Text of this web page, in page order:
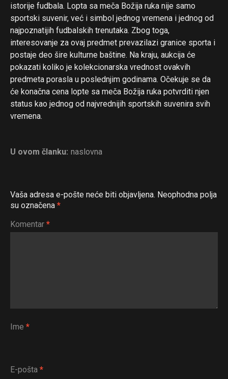
istorije fudbala. Lopta sa meča Božija ruka nije samo
sportski suvenir, već i simbol jednog vremena i jednog od
najpoznatijih fudbalskih trenutaka. Zbog toga,
interesovanje za ovaj predmet prevazilazi granice sporta i
postaje deo šire kulturne baštine. Na kraju, aukcija će
pokazati koliko je kolekcionarska vrednost ovakvih
predmeta porasla u poslednjim godinama. Očekuje se da
će konačna cena lopte sa meča Božija ruka potvrditi njen
status kao jednog od najvrednijih sportskih suvenira svih
vremena.
U ovom članku: naslovna
Vaša adresa e-pošte neće biti objavljena. Neophodna polja
su označena *
Komentar *
Ime *
E-pošta *
Email